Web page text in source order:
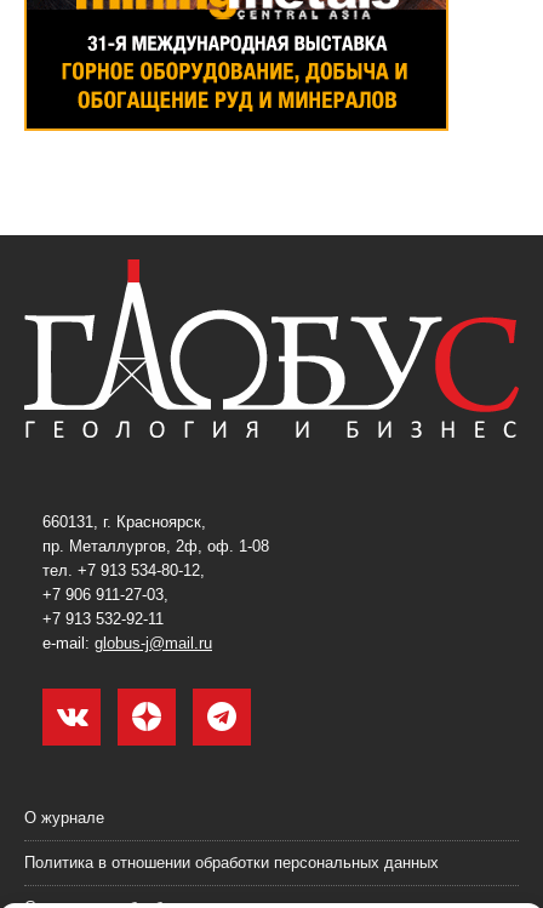
660131, г. Красноярск,
пр. Металлургов, 2ф, оф. 1-08
тел. +7 913 534-80-12,
+7 906 911-27-03,
+7 913 532-92-11
e-mail: globus-j@mail.ru
О журнале
Политика в отношении обработки персональных данных